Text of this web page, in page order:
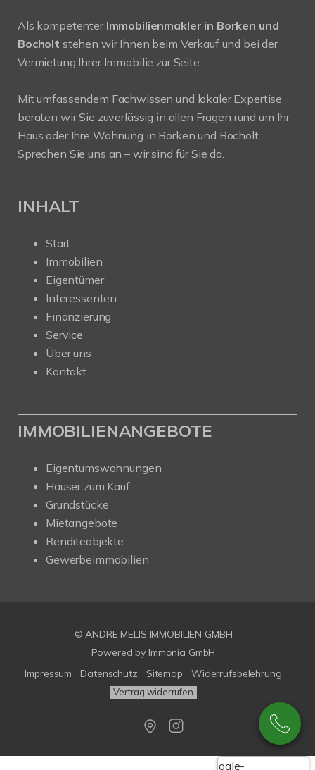
Als kompetenter Immobilienmakler in Borken und
Bocholt stehen wir Ihnen beim Verkauf und bei der
Vermietung Ihrer Immobilie zur Seite.
Mit umfassendem Fachwissen und lokaler Expertise
beraten wir Sie zuverlässig in allen Fragen rund um Ihr
Haus oder Ihre Wohnung in Borken und Bocholt.
Sprechen Sie uns an – wir sind für Sie da.
INHALT
Start
Immobilien
Eigentümer
Interessenten
Finanzierung
Service
Über uns
Kontakt
IMMOBILIENANGEBOTE
Eigentumswohnungen
Häuser zum Kauf
Grundstücke
Mietangebote
Renditeobjekte
Gewerbeimmobilien
© ANDRE MELIS IMMOBILIEN GMBH
Powered by Immonia GmbH
Impressum
Datenschutz Sitemap Widerrufsbelehrung
Vertrag widerrufen
Google-